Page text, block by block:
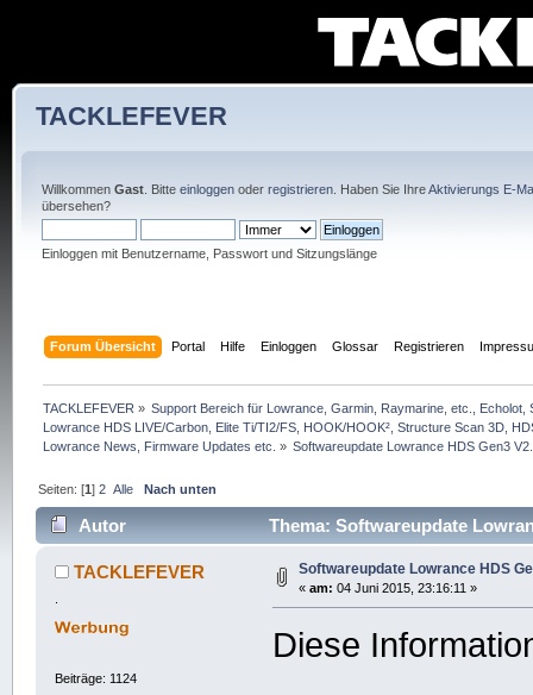
TACKLEFEVER
Willkommen Gast. Bitte einloggenoder registrieren. Haben Sie IhreAktivierungs E-
übersehen?
Einloggen mit Benutzername, Passwort und Sitzungslänge
Forum Übersicht Portal Hilfe Einloggen Glossar Registrieren
TACKLEFEVER » Support Bereich für Lowrance, Garmin, Raymarine, etc.,
Lowrance HDS LIVE/Carbon, Elite Ti/TI2/FS, HOOK/HOOK², Structure Scan 3D,
Lowrance News, Firmware Updates etc. » Softwareupdate Lowrance HDS Gen3
Seiten: [1]2 Alle Nach unten
Autor Thema: Softwareupdate
TACKLEFEVER
Beiträge: 1124
Softwareupdate Lowrance HDS
« am: 04 Juni 2015, 23:16:11 »
Diese